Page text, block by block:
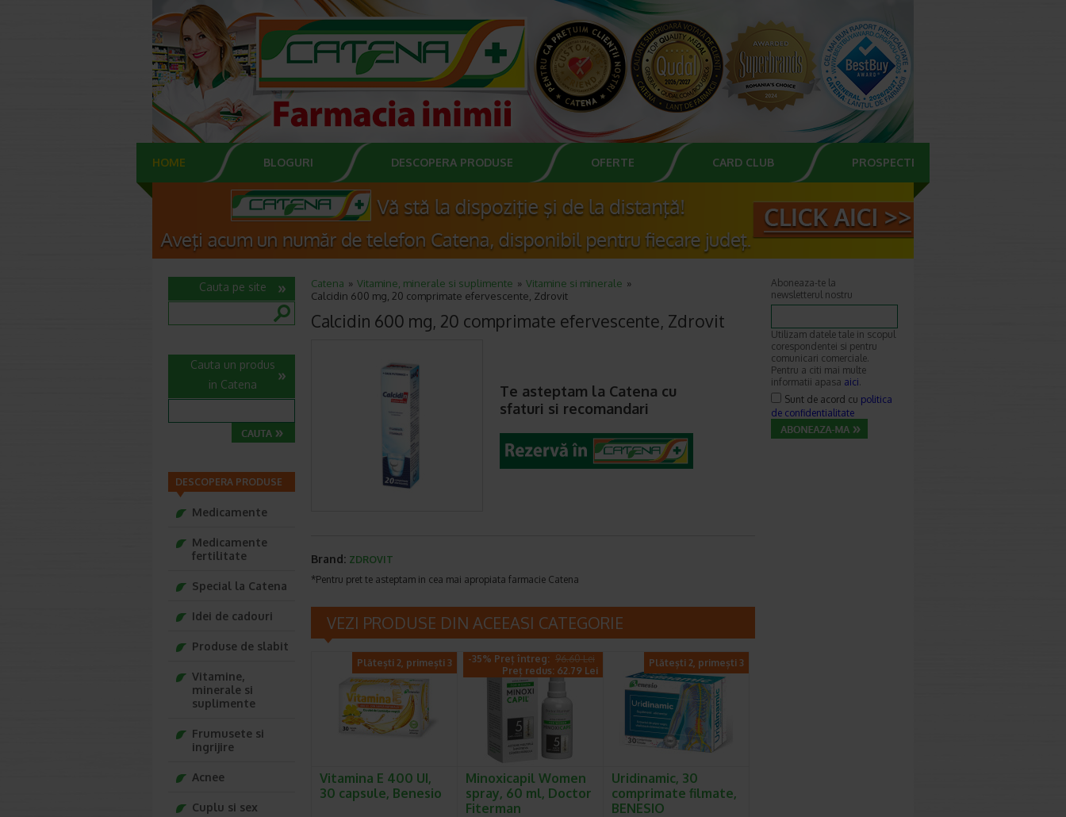
HOME BLOGURI DESCOPERA PRODUSE OFERTE CARD CLUB PROSPECTE
Catena Vitamine, minerale si suplimente
Vitamine si minerale
Calcidin 600 mg, 20 comprimate efervescente, Zdrovit
Calcidin 600 mg, 20 comprimate efervescente, Zdrovit
Te asteptam la Catena cu
sfaturi si recomandari
Brand: ZDROVIT
*Pentru pret te asteptam in cea mai apropiata farmacie Catena
VEZI PRODUSE DIN ACEEASI CATEGORIE
Plătești 2, primești 3
Vitamina E 400 UI,
30 capsule, Benesio
-35% Preț întreg: 96.60 Lei
Preț redus: 62.79 Lei
Minoxicapil Women
spray, 60 ml, Doctor
Fiterman
Plătești 2, primești 3
Uridinamic, 30
comprimate filmate,
BENESIO
Cauta pe site
Cauta un produs
in Catena
DESCOPERA PRODUSE
Medicamente
Medicamente
fertilitate
Special la Catena
Idei de cadouri
Produse de slabit
Vitamine,
minerale si
suplimente
Frumusete si
ingrijire
Acnee
Cuplu si sex
Aboneaza-te la
newsletterul nostru
Utilizam datele tale in scopul
corespondentei si pentru
comunicari comerciale.
Pentru a citi mai multe
informatii apasa aici.
Sunt de acord cu politica
de confidentialitate